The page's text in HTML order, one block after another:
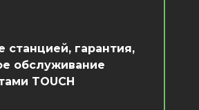
станцией, гарантия,
обслуживание
TOUCH